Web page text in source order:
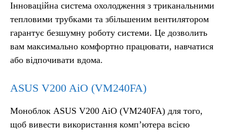
Інноваційна система охолодження з триканальними
тепловими трубками та збільшеним вентилятором
гарантує безшумну роботу системи. Це дозволить
вам максимально комфортно працювати, навчатися
або відпочивати вдома.
ASUS V200 AiO (VM240FA)
Моноблок ASUS V200 AiO (VM240FA) для того,
щоб вивести використання комп’ютера всією